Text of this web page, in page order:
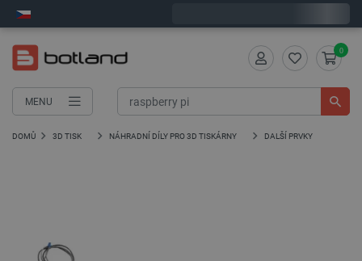
MENU
0
DOMŮ 3D TISK NÁHRADNÍ DÍLY PRO 3D TISKÁRNY DALŠÍ PRVKY